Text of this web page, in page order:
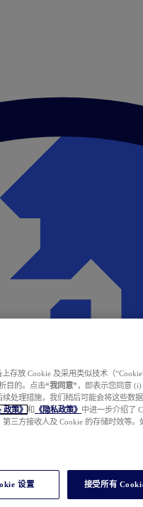
存放 Cookie 及采用类似技术（
目的。点击“我同意” ，即表示您同意
处理措施，我们稍后可能会将这些数
政策》 和 《隐私政策》 中进一步介绍了
三方接收人及 Cookie 的存储时效等
设置 接受所有